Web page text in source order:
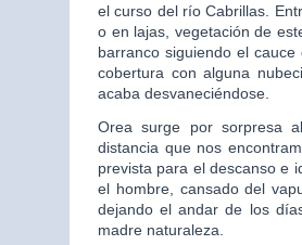
el curso del río Cabrillas.
o en lajas, vegetación de
barranco siguiendo el
cobertura con alguna
acaba desvaneciéndose.
Orea surge por sorpresa
distancia que nos
prevista para el descanso e
el hombre, cansado del
dejando el andar de los
madre naturaleza.